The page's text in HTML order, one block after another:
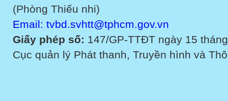
(Phòng Thiếu nhi)
Email: tvbd.svhtt@tphcm.gov.vn
Giấy phép số: 147/GP-TTĐT ngày 15
Cục quản lý Phát thanh, Truyền hình và